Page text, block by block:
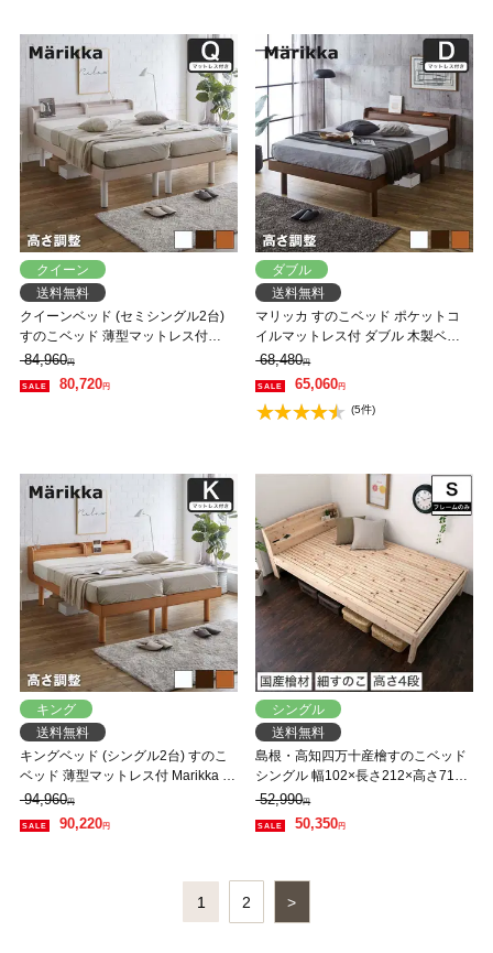
クイーン
送料無料
クイーンベッド (セミシングル2台)
すのこベッド 薄型マットレス付
Marikka マリッカ タモ天然木 本棚付
き 高さ3段階調節可能 白 【大型家具
配送】
84,960円
80,720円
ダブル
送料無料
マリッカ すのこベッド ポケットコ
イルマットレス付 ダブル 木製ベッ
ド 天然木 高さ3段階調節 棚・コンセ
ント付き ナチュラル ホワイト ブラ
ウン 北欧調 【大型家具配送】
68,480円
65,060円
(5件)
キング
送料無料
キングベッド (シングル2台) すのこ
ベッド 薄型マットレス付 Marikka マ
リッカ タモ天然木 本棚付き 高さ3段
階調節可能 白 ホワイト 【大型家具
配送】
94,960円
90,220円
シングル
送料無料
島根・高知四万十産檜すのこベッド
シングル 幅102×長さ212×高さ71cm
国産 ひのき 宮付き コンセント2口付
き 高さ4段階調節 木製
52,990円
50,350円
1 2 >